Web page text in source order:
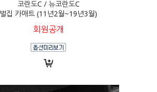
코란도C / 뉴코란도C
벌집 카매트 (11년2월~19년3월)
회원공개